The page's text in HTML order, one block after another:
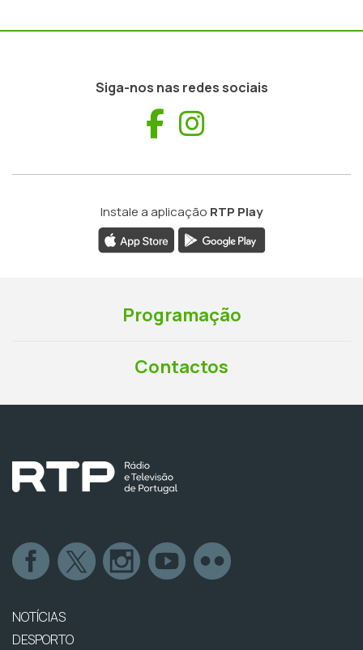
Siga-nos nas redes sociais
Facebook
Instale a aplicação RTP Play
Programação
Contactos
NOTÍCIAS
DESPORTO